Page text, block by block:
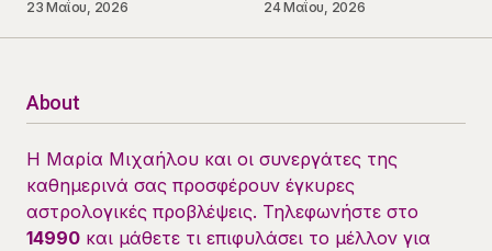
23 Μαΐου, 2026 24 Μαΐου, 2026
About
Η Μαρία Μιχαήλου και οι συνεργάτες της
καθημερινά σας προσφέρουν έγκυρες
αστρολογικές προβλέψεις. Τηλεφωνήστε στο
14990 και μάθετε τι επιφυλάσει το μέλλον για